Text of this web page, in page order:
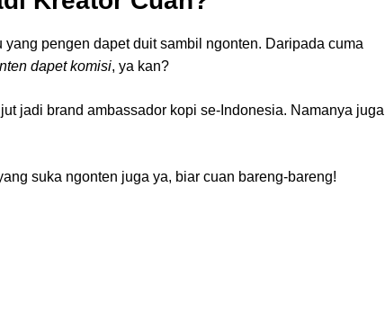
pengen dapet duit sambil ngonten. Daripada cuma
dapet komisi, ya kan?
jadi brand ambassador kopi se-Indonesia. Namanya juga
suka ngonten juga ya, biar cuan bareng-bareng!